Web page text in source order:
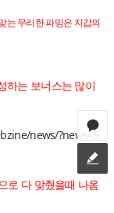
는 무리한 파밍은 지갑의
하는 보너스는 많이
news/?news=9
로 다 맞췄을때 나옴